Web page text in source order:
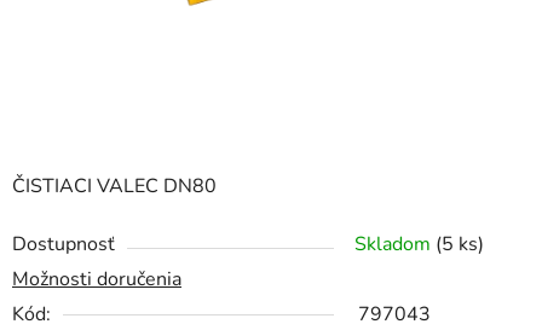
ČISTIACI VALEC DN80
Dostupnosť Skladom (5 ks)
Možnosti doručenia
Kód:
797043